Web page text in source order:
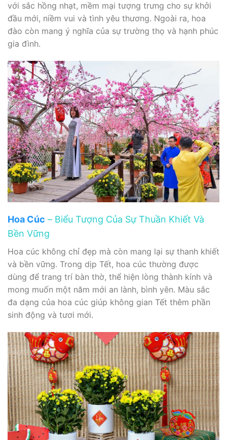
với sắc hồng nhạt, mềm mại tượng trưng cho sự khởi
đầu mới, niềm vui và tình yêu thương. Ngoài ra, hoa
đào còn mang ý nghĩa của sự trường thọ và hạnh phúc
gia đình.
Hoa Cúc – Biểu Tượng Của Sự Thuần Khiết Và
Bền Vững
Hoa cúc không chỉ đẹp mà còn mang lại sự thanh khiết
và bền vững. Trong dịp Tết, hoa cúc thường được
dùng để trang trí bàn thờ, thể hiện lòng thành kính và
mong muốn một năm mới an lành, bình yên. Màu sắc
đa dạng của hoa cúc giúp không gian Tết thêm phần
sinh động và tươi mới.